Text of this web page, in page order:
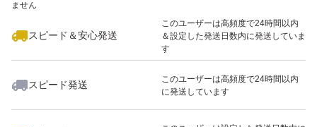
ません
スピード＆安心発送
このユーザーは高頻度で24時間以内
＆設定した発送日数内に発送していま
す
スピード発送
このユーザーは高頻度で24時間以内
に発送しています
いいね！
13,149